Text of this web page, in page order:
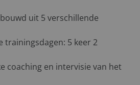
uit 5 verschillende
trainingsdagen: 5 keer 2
coaching en intervisie van het